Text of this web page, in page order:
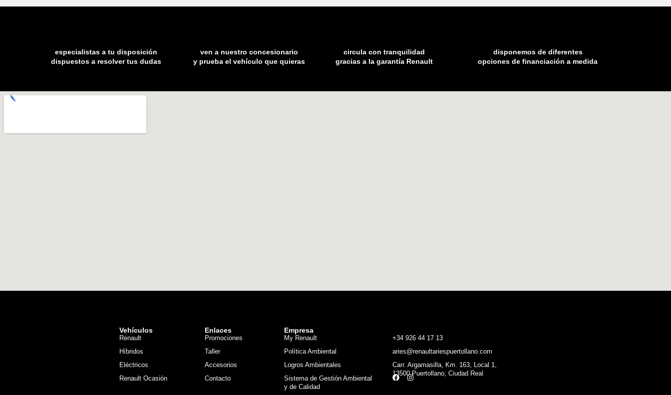
especialistas a tu disposición
dispuestos a resolver tus dudas
ven a nuestro concesionario
y prueba el vehículo que quieras
circula con tranquilidad
gracias a la garantía Renault
disponemos de diferentes
opciones de financiación a medida
Vehículos
Renault
Híbridos
Eléctricos
Renault Ocasión
Enlaces
Promociones
Taller
Accesorios
Contacto
Empresa
My Renault
Política Ambiental
Logros Ambientales
Sistema de Gestión Ambiental
y de Calidad
+34 926 44 17 13
aries@renaultariespuertollano.com
Carr. Argamasilla, Km. 163, Local 1,
13500 Puertollano, Ciudad Real